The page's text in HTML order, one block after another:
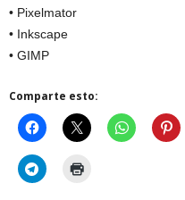
• Pixelmator
• Inkscape
• GIMP
Comparte esto: